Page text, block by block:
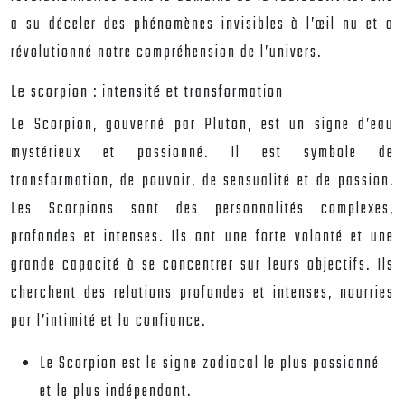
a su déceler des phénomènes invisibles à l’œil nu et a
révolutionné notre compréhension de l’univers.
Le scorpion : intensité et transformation
Le Scorpion, gouverné par Pluton, est un signe d’eau
mystérieux et passionné. Il est symbole de
transformation, de pouvoir, de sensualité et de passion.
Les Scorpions sont des personnalités complexes,
profondes et intenses. Ils ont une forte volonté et une
grande capacité à se concentrer sur leurs objectifs. Ils
cherchent des relations profondes et intenses, nourries
par l’intimité et la confiance.
Le Scorpion est le signe zodiacal le plus passionné
et le plus indépendant.